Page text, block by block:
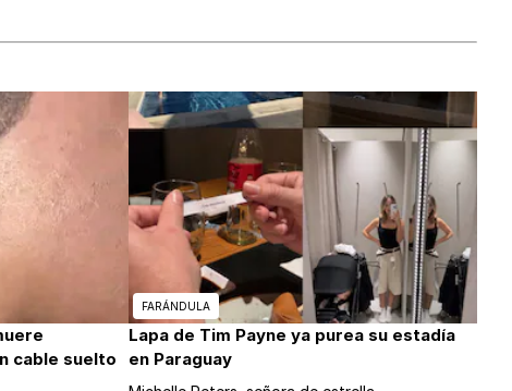
cable suelto
FARÁNDULA
Lapa de Tim Payne ya purea su estadía
en Paraguay